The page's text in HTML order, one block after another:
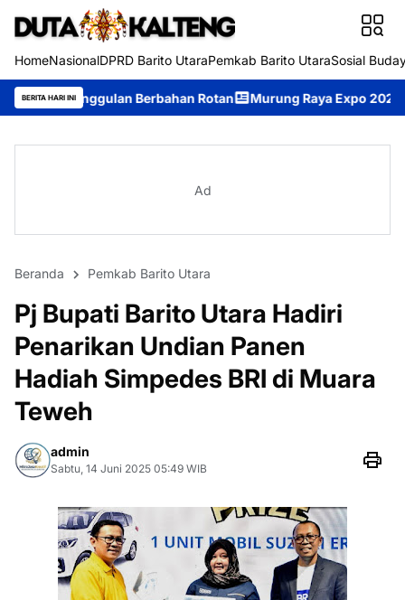
HomeNasionalDPRD Barito UtaraPemkab Barito UtaraSosial
BERITA HARI INI
Berbahan Rotan Murung Raya Expo 2026 Resmi Dibuka,
Ad
Beranda Pemkab Barito Utara
Pj Bupati Barito Utara Hadiri
Penarikan Undian Panen
Hadiah Simpedes BRI di Muara
Teweh
admin
Sabtu, 14 Juni 2025 05:49 WIB